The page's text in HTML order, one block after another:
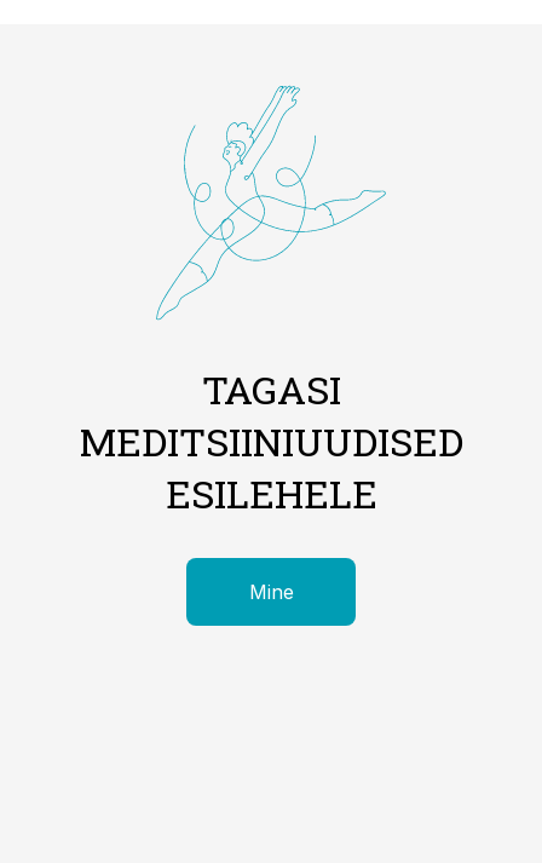
TAGASI
MEDITSIINIUUDISED
ESILEHELE
Mine